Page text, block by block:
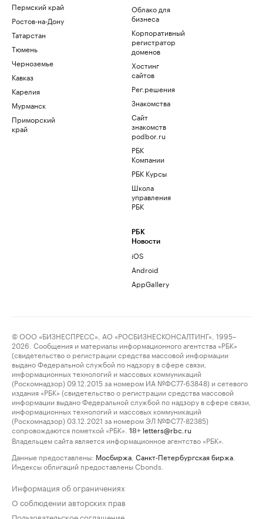
Пермский край
Ростов-на-Дону
Татарстан
Тюмень
Черноземье
Кавказ
Карелия
Мурманск
Приморский
край
Облако для
бизнеса
Корпоративный
регистратор
доменов
Хостинг
сайтов
Рег.решения
Знакомства
Сайт
знакомств
podbor.ru
РБК
Компании
РБК Курсы
Школа
управления
РБК
РБК
Новости
iOS
Android
AppGallery
© ООО «БИЗНЕСПРЕСС», АО «РОСБИЗНЕСКОНСАЛТИНГ», 1995–
2026. Сообщения и материалы информационного агентства «РБК»
(свидетельство о регистрации средства массовой информации
выдано Федеральной службой по надзору в сфере связи,
информационных технологий и массовых коммуникаций
(Роскомнадзор) 09.12.2015 за номером ИА №ФС77-63848) и сетевого
издания «РБК» (свидетельство о регистрации средства массовой
информации выдано Федеральной службой по надзору в сфере связи,
информационных технологий и массовых коммуникаций
(Роскомнадзор) 03.12.2021 за номером ЭЛ №ФС77-82385)
сопровождаются пометкой «РБК».
18+ letters@rbc.ru
Владельцем сайта является информационное агентство «РБК».
Данные предоставлены: Мосбиржа Санкт-Петербургская биржа
Индексы облигаций предоставлены Cbonds.
Информация об ограничениях
О соблюдении авторских прав
Пользовательское соглашение